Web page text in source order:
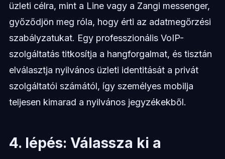
üzleti célra, mint a Line vagy a Zangi messenger,
győződjön meg róla, hogy érti az adatmegőrzési
szabályzatukat. Egy professzionális VoIP-
szolgáltatás titkosítja a hangforgalmat, és tisztán
elválasztja nyilvános üzleti identitását a privát
szolgáltatói számától, így személyes mobilja
teljesen kimarad a nyilvános jegyzékekből.
4. lépés: Válassza ki a